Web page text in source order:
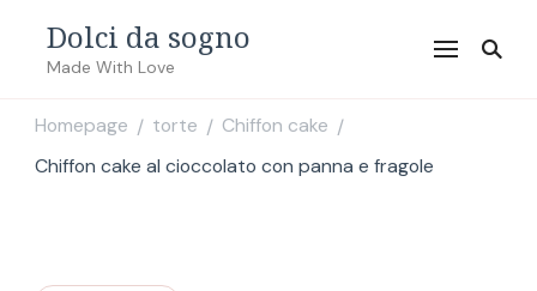
Dolci da sogno
Made With Love
Homepage / torte / Chiffon cake /
Chiffon cake al cioccolato con panna e fragole